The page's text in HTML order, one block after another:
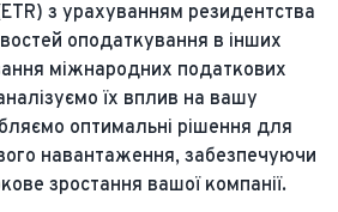
з урахуванням резидентства
оподаткування в інших
міжнародних податкових
їх вплив на вашу
оптимальні рішення для
навантаження, забезпечуючи
зростання вашої компанії.